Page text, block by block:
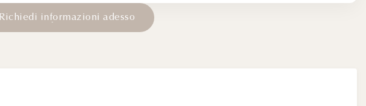
Ric hi ed i informazioni adesso